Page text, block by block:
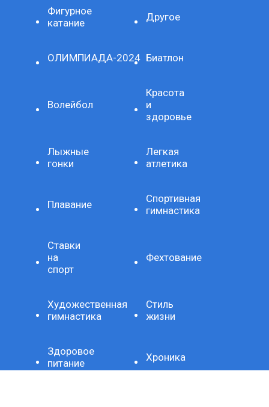
Фигурное
катание
Другое
ОЛИМПИАДА-2024 Биатлон
Волейбол
Красота
и
здоровье
Лыжные
гонки
Легкая
атлетика
Плавание
Спортивная
гимнастика
Ставки
на
спорт
Фехтование
Художественная
гимнастика
Стиль
жизни
Здоровое
питание
Хроника